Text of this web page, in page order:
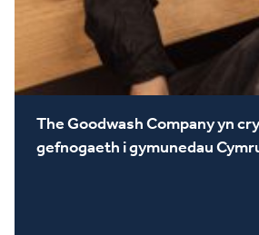
The Goodwash Company yn
gefnogaeth i gymunedau